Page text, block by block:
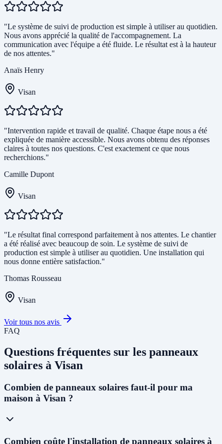
"Le système de suivi de production est simple à utiliser au quotidien.
Nous avons apprécié la qualité de l'accompagnement. La
communication avec l'équipe a été fluide. Le résultat est à la hauteur
de nos attentes."
Anaïs Henry
Visan
"Intervention rapide et travail de qualité. Chaque étape nous a été
expliquée de manière accessible. Nous avons obtenu des réponses
claires à toutes nos questions. C'est exactement ce que nous
recherchions."
Camille Dupont
Visan
"Le résultat final correspond parfaitement à nos attentes. Le chantier
a été réalisé avec beaucoup de soin. Le système de suivi de
production est simple à utiliser au quotidien. Une installation qui
nous donne entière satisfaction."
Thomas Rousseau
Visan
Voir tous nos avis
FAQ
Questions fréquentes sur les panneaux
solaires à Visan
Combien de panneaux solaires faut-il pour ma
maison à Visan ?
Pour une maison individuelle à Visan, nous recommandons en
Combien coûte l'installation de panneaux solaires à